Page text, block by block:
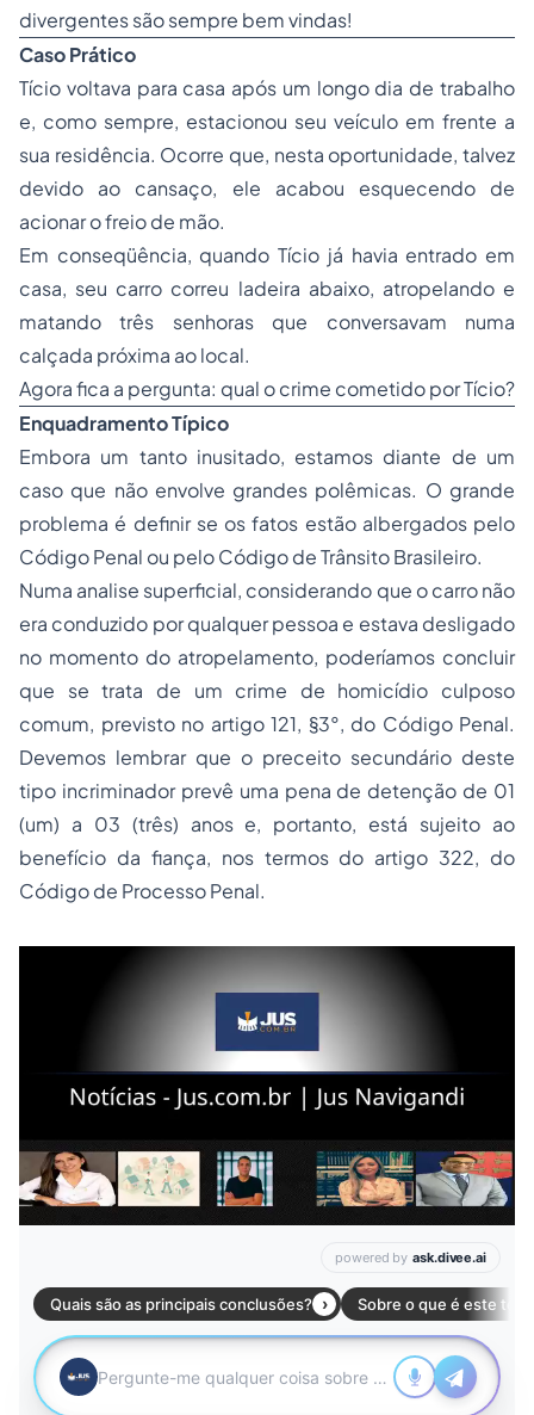
divergentes são sempre bem vindas!
Caso Prático
Tício voltava para casa após um longo dia de trabalho
e, como sempre, estacionou seu veículo em frente a
sua residência. Ocorre que, nesta oportunidade, talvez
devido ao cansaço, ele acabou esquecendo de
acionar o freio de mão.
Em conseqüência, quando Tício já havia entrado em
casa, seu carro correu ladeira abaixo, atropelando e
matando três senhoras que conversavam numa
calçada próxima ao local.
Agora fica a pergunta: qual o crime cometido por Tício?
Enquadramento Típico
Embora um tanto inusitado, estamos diante de um
caso que não envolve grandes polêmicas. O grande
problema é definir se os fatos estão albergados pelo
Código Penal ou pelo Código de Trânsito Brasileiro.
Numa analise superficial, considerando que o carro não
era conduzido por qualquer pessoa e estava desligado
no momento do atropelamento, poderíamos concluir
que se trata de um crime de homicídio culposo
comum, previsto no artigo 121, §3°, do Código Penal.
Devemos lembrar que o preceito secundário deste
tipo incriminador prevê uma pena de detenção de 01
(um) a 03 (três) anos e, portanto, está sujeito ao
benefício da fiança, nos termos do artigo 322, do
Código de ProcessoPenal.